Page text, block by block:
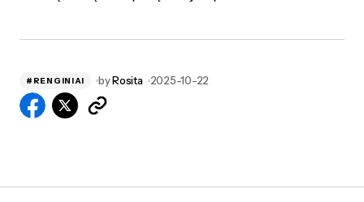
#RENGINIAI byRosita 2025-10-22